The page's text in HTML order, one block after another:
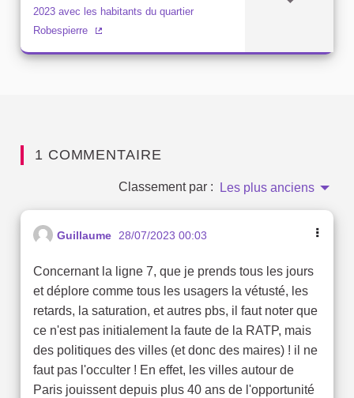
2023 avec les habitants du quartier
Robespierre
1 COMMENTAIRE
Classement par : Les plus anciens
Guillaume 28/07/2023 00:03
Concernant la ligne 7, que je prends tous les jours
et déplore comme tous les usagers la vétusté, les
retards, la saturation, et autres pbs, il faut noter que
ce n'est pas initialement la faute de la RATP, mais
des politiques des villes (et donc des maires) ! il ne
faut pas l'occulter ! En effet, les villes autour de
Paris jouissent depuis plus 40 ans de l'opportunité